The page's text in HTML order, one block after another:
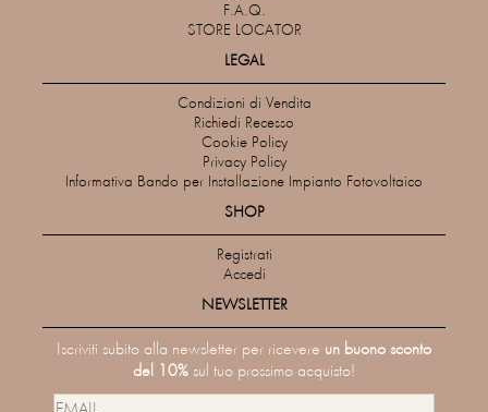
F.A.Q.
STORE LOCATOR
LEGAL
Condizioni di Vendita
Richiedi Recesso
Cookie Policy
Privacy Policy
Informativa Bando per Installazione Impianto Fotovoltaico
SHOP
Registrati
Accedi
NEWSLETTER
Iscriviti subito alla newsletter per ricevere un buono sconto
del 10% sul tuo prossimo acquisto!